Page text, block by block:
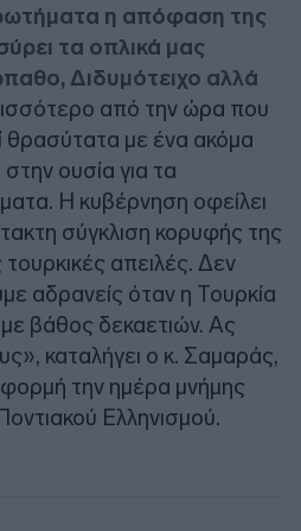
η απόφαση της
τα οπλικά μας
Διδυμότειχο αλλά
από την ώρα που
θρασύτατα με ένα ακόμα
ουσία για τα
Η κυβέρνηση οφείλει
σύγκλιση κορυφής της
τουρκικές απειλές. Δεν
αδρανείς όταν η Τουρκία
βάθος δεκαετιών. Ας
καταλήγει ο κ. Σαμαράς,
την ημέρα μνήμης
Ελληνισμού.